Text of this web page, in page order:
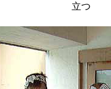
立つ